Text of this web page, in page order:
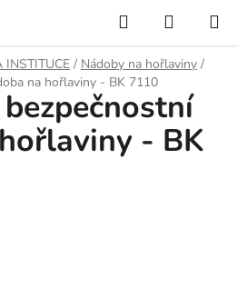
Hledat
KOŠÍK
INSTITUCE / Nádoby na hořlaviny /
na hořlaviny - BK 7110
- BK